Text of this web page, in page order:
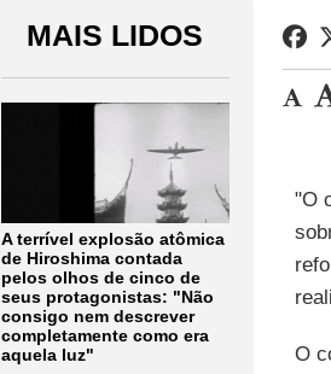
MAIS LIDOS
A terrível explosão atômica
de Hiroshima contada
pelos olhos de cinco de
seus protagonistas: "Não
consigo nem descrever
completamente como era
aquela luz"
"O
O